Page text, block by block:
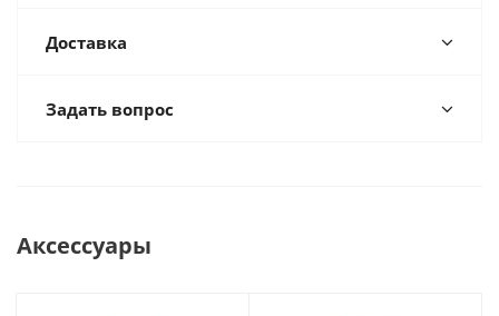
Доставка
Задать вопрос
Аксессуары